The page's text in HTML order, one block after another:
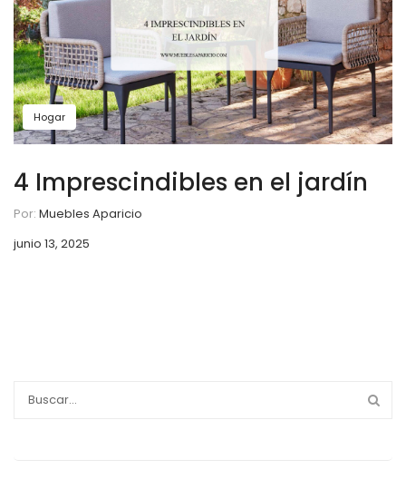
Hogar
4 Imprescindibles en el jardín
Por: Muebles Aparicio
junio 13, 2025